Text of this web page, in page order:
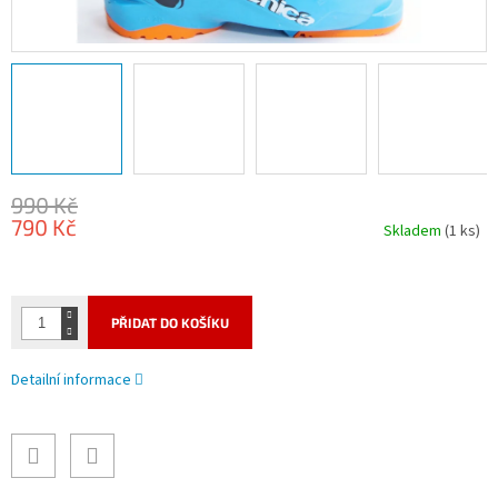
990 Kč
790 Kč
Skladem(1 ks)
PŘIDAT DO KOŠÍKU
Detailní informace